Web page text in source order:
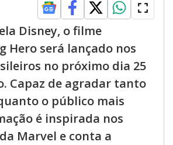
Disney, o filme
Hero será lançado nos
no próximo dia 25
Capaz de agradar tanto
o público mais
é inspirada nos
Marvel e conta a